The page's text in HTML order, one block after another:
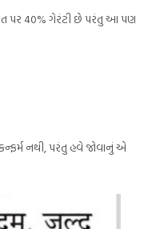
પર 40% ગેરંટી છે પરંતુ આ પણ
નથી, પરંતુ હવે જોવાનું એ